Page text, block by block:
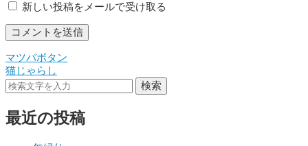
新しい投稿をメールで受け取る
投
稿
ビ
マツバボタン
猫じゃらし
検索
最近の投稿